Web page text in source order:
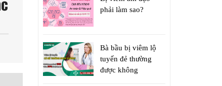
phải làm sao?
Bà bầu bị viêm lộ
tuyến đẻ thường
được không